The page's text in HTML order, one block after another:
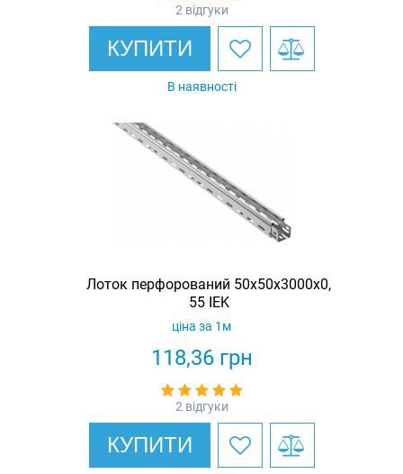
2 відгуки
КУПИТИ
В наявності
Лоток перфорований 50х50х3000х0,
55 IEK
118,36грн
ціна за 1м
2 відгуки
КУПИТИ